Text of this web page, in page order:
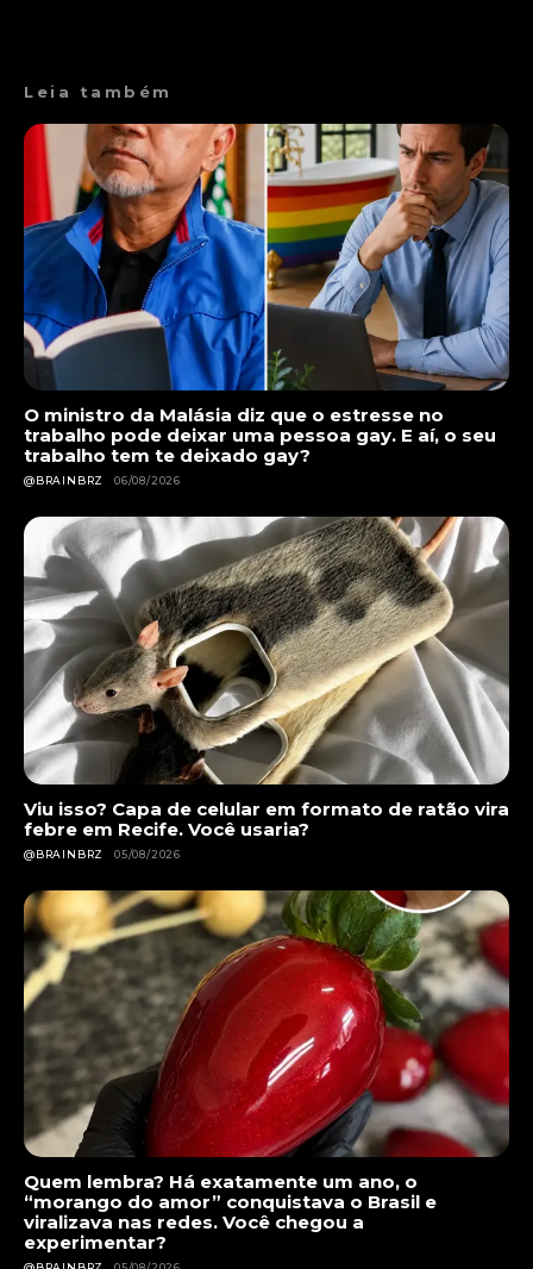
Leia também
O ministro da Malásia diz que o estresse no
trabalho pode deixar uma pessoa gay. E aí, o seu
trabalho tem te deixado gay?
@BRAINBRZ 06/08/2026
Viu isso? Capa de celular em formato de ratão vira
febre em Recife. Você usaria?
@BRAINBRZ 05/08/2026
Quem lembra? Há exatamente um ano, o
“morango do amor” conquistava o Brasil e
viralizava nas redes. Você chegou a
experimentar?